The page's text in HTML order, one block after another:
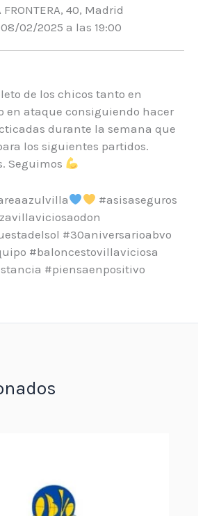
FRONTERA, 40, Madrid
08/02/2025 a las 19:00
de los chicos tanto en
en ataque consiguiendo hacer
durante la semana que
los siguientes partidos.
Seguimos
#asisaseguros
#30aniversarioabvo
#baloncestovillaviciosa
#piensaenpositivo